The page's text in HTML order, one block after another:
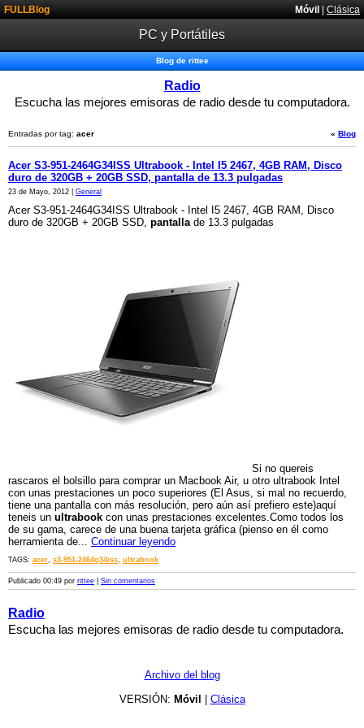
Móvil | Clásica
FULLBlog
PC y Portátiles
Blog de rittee
Radio
Escucha las mejores emisoras de radio desde tu computadora.
« Blog
Entradas por tag: acer
Acer S3-951-2464G34ISS Ultrabook - Intel I5 2467, 4GB RAM, Disco
duro de 320GB + 20GB SSD, pantalla de 13.3 pulgadas
23 de Mayo, 2012 | General
Acer S3-951-2464G34ISS Ultrabook - Intel I5 2467, 4GB RAM, Disco
duro de 320GB + 20GB SSD, pantallade 13.3 pulgadas
Si no quereis
rascaros el bolsillo para comprar un Macbook Air, u otro ultrabook Intel
con unas prestaciones un poco superiores (El Asus, si mal no recuerdo,
tiene una pantalla con más resolución, pero aún así prefiero este)aquí
teneis un ultrabook con unas prestaciones excelentes.Como todos los
de su gama, carece de una buena tarjeta gráfica (pienso en él como
herramienta de... Continuar leyendo
TAGS: acer, s3-951-2464g34iss, ultrabook
Publicado 00:49 por rittee Sin comentarios
Radio
Escucha las mejores emisoras de radio desde tu computadora.
Archivo del blog
VERSIÓN: Móvil Clásica